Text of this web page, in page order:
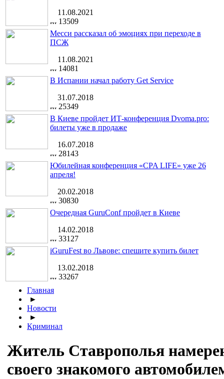
11.08.2021
13509
Месси рассказал об эмоциях при переходе в
ПСЖ
11.08.2021
14081
В Испании начал работу Get Service
31.07.2018
25349
В Киеве пройдет ИТ-конференция Dvoma.pro:
билеты уже в продаже
16.07.2018
28143
Юбилейная конференция «CPA LIFE» уже 26
апреля!
20.02.2018
30830
Очередная GuruConf пройдет в Киеве
14.02.2018
33127
iGuruFest во Львове: спешите купить билет
13.02.2018
33267
Главная
►
Новости
►
Криминал
Житель Ставрополья
своего знакомого